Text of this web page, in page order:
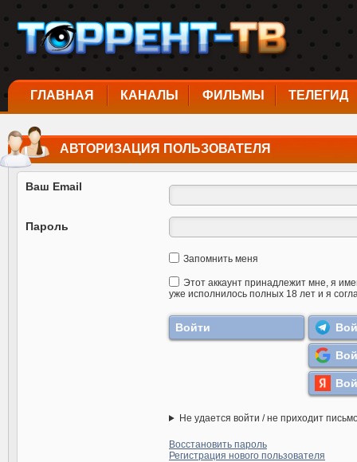
ГЛАВНАЯ КАНАЛЫ ФИЛЬМЫ ТЕЛЕГИД
АВТОРИЗАЦИЯ ПОЛЬЗОВАТЕЛЯ
Ваш Email
Пароль
Запомнить меня
Этот аккаунт принадлежит мне, я
уже исполнилось полных 18 лет и я
Не удается войти / не приходит
Восстановить пароль
Регистрация нового пользователя